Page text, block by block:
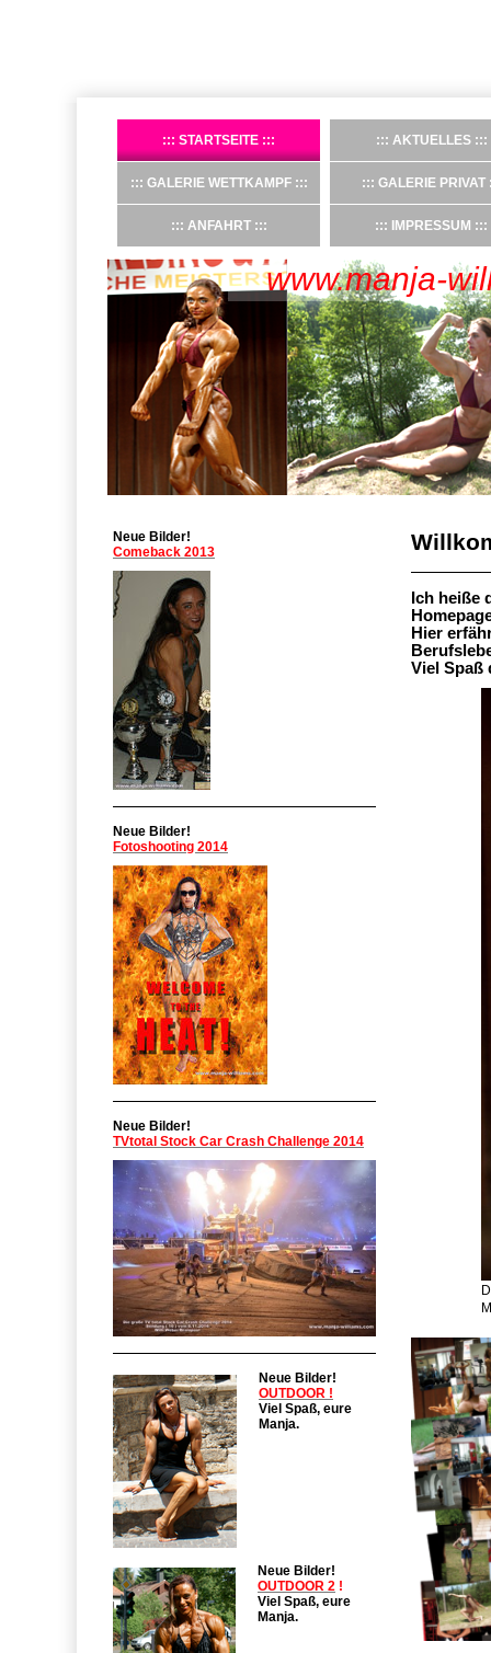
STARTSEITE AKTUELLES
GALERIE WETTKAMPF GALERIE PRIVAT
ANFAHRT IMPRESSUM
www.manja-
Ich heiße
Hier
Viel Spaß
Neue Bilder!
Comeback 2013
Neue Bilder!
Fotoshooting 2014
Neue Bilder!
TVtotal Stock Car Crash Challenge 2014
Neue Bilder!
OUTDOOR !
Viel Spaß, eure
Manja.
Neue Bilder!
OUTDOOR 2 !
Viel Spaß, eure
Manja.